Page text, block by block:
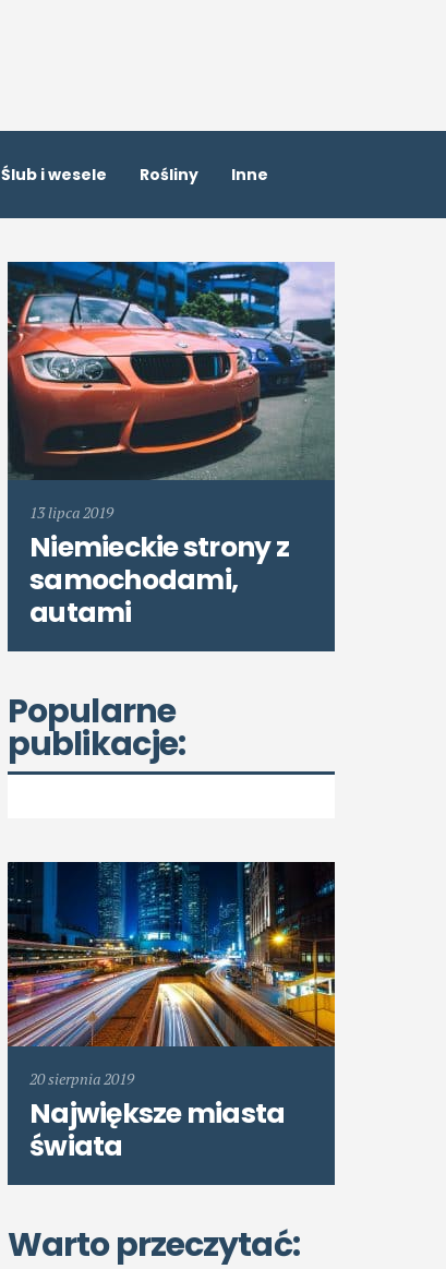
Ślub i wesele Rośliny Inne
13 lipca 2019
Niemieckie strony z
samochodami,
autami
Popularne
publikacje:
20 sierpnia 2019
Największe miasta
świata
Warto przeczytać: